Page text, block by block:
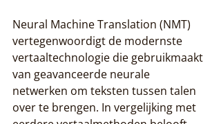
Neural Machine Translation (NMT)
vertegenwoordigt de modernste
vertaaltechnologie die gebruikmaakt
van geavanceerde neurale
netwerken om teksten tussen talen
over te brengen. In vergelijking met